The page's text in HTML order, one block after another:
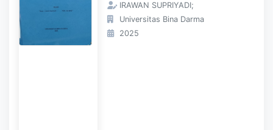
IRAWAN SUPRIYADI;
Universitas Bina Darma
2025